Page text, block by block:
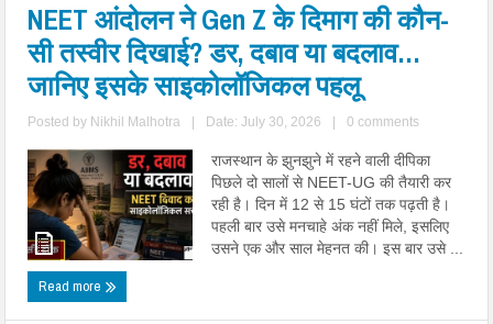
NEET आंदोलन ने Gen Z के दिमाग की कौन-
सी तस्वीर दिखाई? डर, दबाव या बदलाव…
जानिए इसके साइकोलॉजिकल पहलू
Posted by Nikhil Malhotra Date: July 30, 2026 0 comments
राजस्थान के झुनझुने में रहने वाली दीपिका
पिछले दो सालों से NEET-UG की तैयारी कर
रही है। दिन में 12 से 15 घंटों तक पढ़ती है।
पहली बार उसे मनचाहे अंक नहीं मिले, इसलिए
उसने एक और साल मेहनत की। इस बार उसे ...
Read more